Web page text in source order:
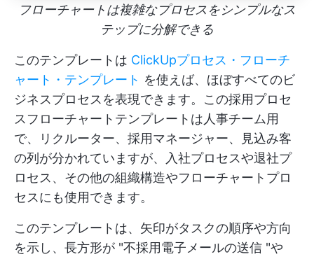
フローチャートは複雑なプロセスをシンプルなス
テップに分解できる
このテンプレートは ClickUpプロセス・フローチ
ャート・テンプレート を使えば、ほぼすべてのビ
ジネスプロセスを表現できます。この採用プロセ
スフローチャートテンプレートは人事チーム用
で、リクルーター、採用マネージャー、見込み客
の列が分かれていますが、入社プロセスや退社プ
ロセス、その他の組織構造やフローチャートプロ
セスにも使用できます。
このテンプレートは、矢印がタスクの順序や方向
を示し、長方形が "不採用電子メールの送信 "や